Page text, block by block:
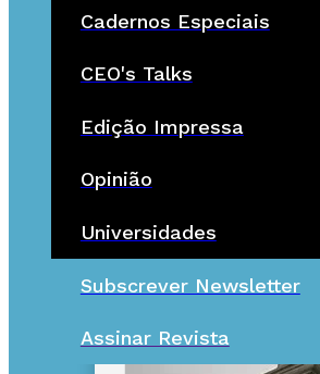
Cadernos Especiais
CEO's Talks
Edição Impressa
Opinião
Universidades
Subscrever Newsletter
Assinar Revista